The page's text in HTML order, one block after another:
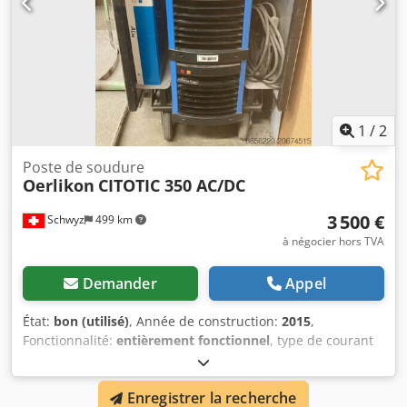
1 /2
Schwyz 499 km
Poste de soudure
Oerlikon CITOTIC 350 AC/DC
3 500 €
à négocier hors TVA
Demander Appel
État: bon (utilisé), Année de construction: 2015,
Fonctionnalité: entièrement fonctionnel, type de courant
, tension d'entrée:
du câble de terre:5 000 mm, type de refroidissement:eau,
Installation de soudage TIG refroidie à l'eau, source de
Enregistrer la recherche